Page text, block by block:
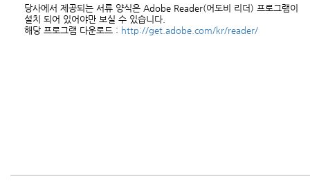
당사에서 제공되는 서류 양식은 Adobe Reader(어도비 리더) 프로그램이
설치 되어 있어야만 보실 수 있습니다.
해당 프로그램 다운로드 : http://get.adobe.com/kr/reader/